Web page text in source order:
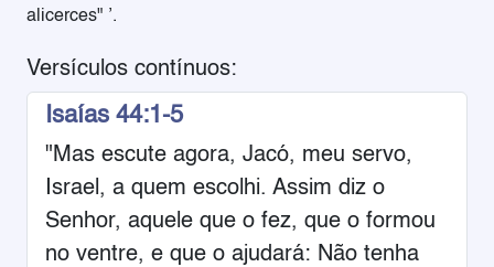
alicerces" ’.
Versículos contínuos:
Isaías 44:1-5
"Mas escute agora, Jacó, meu servo,
Israel, a quem escolhi. Assim diz o
Senhor, aquele que o fez, que o formou
no ventre, e que o ajudará: Não tenha